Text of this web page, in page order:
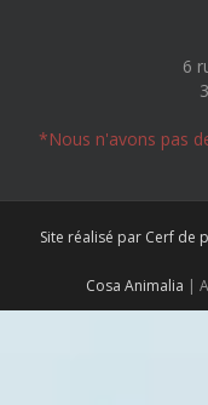
6
*Nous n'avons pas
Site réalisé par Cerf de
Cosa Animalia |